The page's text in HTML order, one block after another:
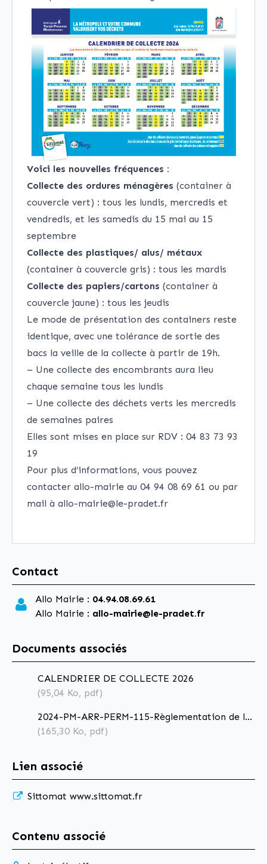
Voici les nouvelles fréquences :
Collecte des ordures ménagères (container à
couvercle vert) : tous les lundis, mercredis et
vendredis, et les samedis du 15 mai au 15
septembre
Collecte des plastiques/ alus/ métaux
(container à couvercle gris) : tous les mardis
Collecte des papiers/cartons (container à
couvercle jaune) : tous les jeudis
Le mode de présentation des containers reste
identique, avec une tolérance de sortie des
bacs la veille de la collecte à partir de 19h.
– Une collecte des encombrants aura lieu
chaque semaine tous les lundis
– Une collecte des déchets verts les mercredis
de semaines paires
Elles sont mises en place sur RDV : 04 83 73 93
19
Pour plus d’informations, vous pouvez
contacter allo-mairie au 04 94 08 69 61 ou par
mail à allo-mairie@le-pradet.fr
Contact
Allo Mairie : 04.94.08.69.61
Allo Mairie : allo-mairie@le-pradet.fr
Documents associés
CALENDRIER DE COLLECTE 2026
(95,04 Ko, pdf)
2024-PM-ARR-PERM-115-Règlementation de la
collecte des ordures ménagères_AR
(165,30 Ko, pdf)
Lien associé
Sittomat www.sittomat.fr
Contenu associé